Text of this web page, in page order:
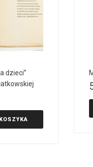
dzieci”